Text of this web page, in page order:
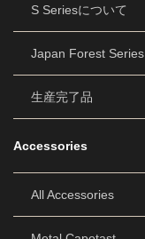
S Seriesについて
Japan Forest Series
生産完了品
Accessories
All Accessories